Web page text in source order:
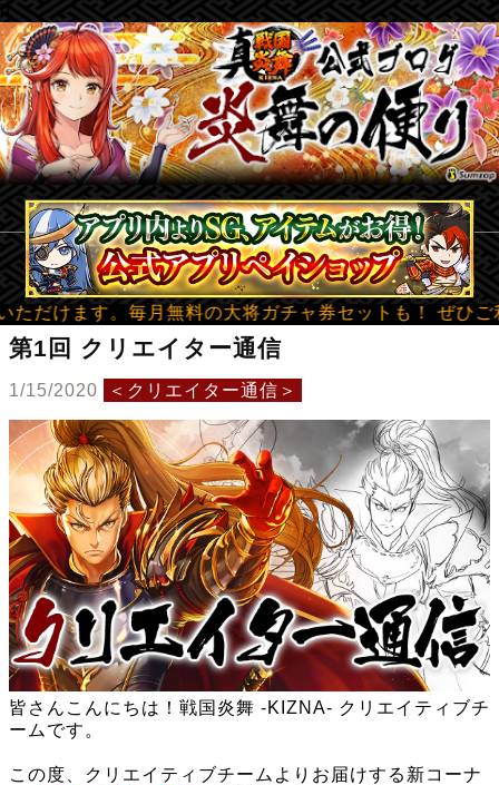
b
す。毎月無料の大将ガチャ券セットも！ ぜひご利用く
第1回 クリエイター通信
1/15/2020 ＜クリエイター通信＞
皆さんこんにちは！戦国炎舞 -KIZNA- クリエイティブチ
ームです。
この度、クリエイティブチームよりお届けする新コーナ